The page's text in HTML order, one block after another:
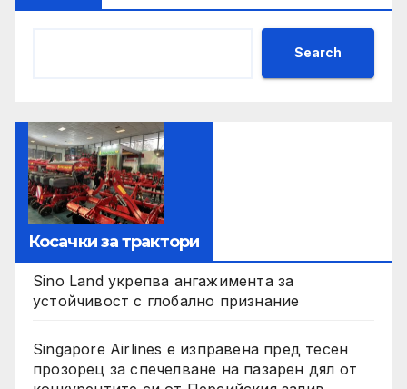
Search
Косачки за трактори
Sino Land укрепва ангажимента за
устойчивост с глобално признание
Singapore Airlines е изправена пред тесен
прозорец за спечелване на пазарен дял от